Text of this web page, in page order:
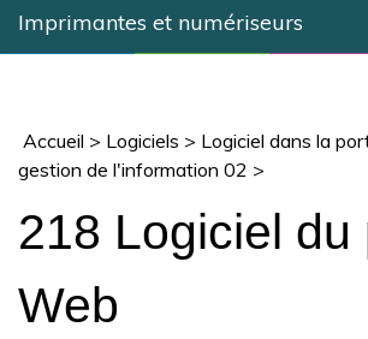
Imprimantes et numériseurs
Accueil > Logiciels > Logiciel dans la
gestion de l'information 02 >
218 Logiciel du
Web